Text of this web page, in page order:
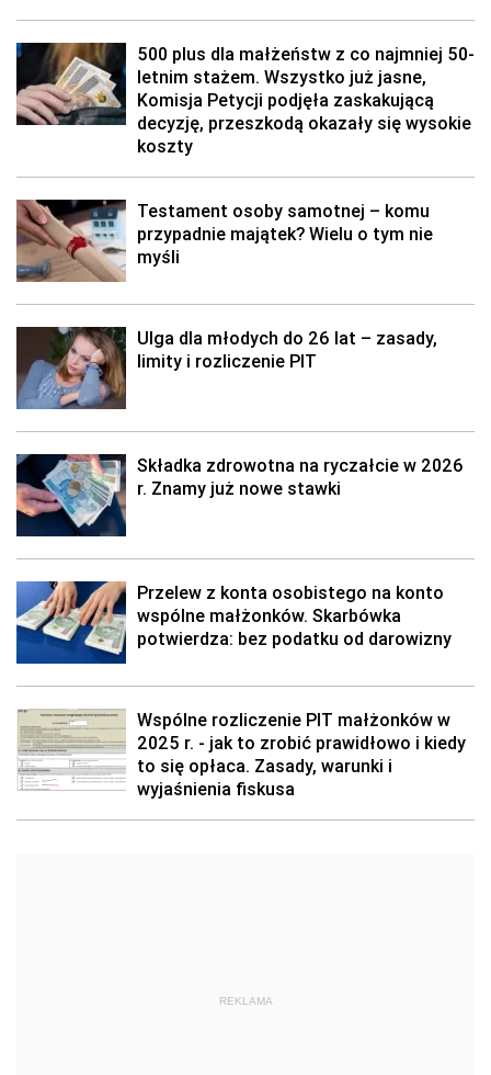
500 plus dla małżeństw z co najmniej 50-
letnim stażem. Wszystko już jasne,
Komisja Petycji podjęła zaskakującą
decyzję, przeszkodą okazały się wysokie
koszty
Testament osoby samotnej – komu
przypadnie majątek? Wielu o tym nie
myśli
Ulga dla młodych do 26 lat – zasady,
limity i rozliczenie PIT
Składka zdrowotna na ryczałcie w 2026
r. Znamy już nowe stawki
Przelew z konta osobistego na konto
wspólne małżonków. Skarbówka
potwierdza: bez podatku od darowizny
Wspólne rozliczenie PIT małżonków w
2025 r. - jak to zrobić prawidłowo i kiedy
to się opłaca. Zasady, warunki i
wyjaśnienia fiskusa
REKLAMA